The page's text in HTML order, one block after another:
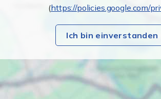
(https://policies.google.com/
Ich bin einverstanden